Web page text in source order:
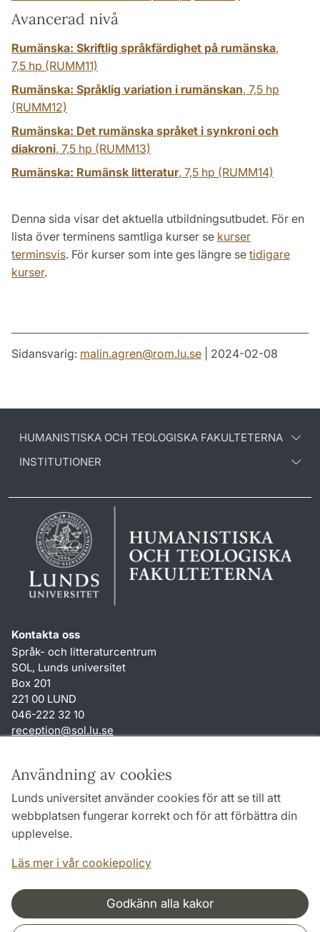
Användning av cookies
Lunds universitet använder cookies för att se till att
webbplatsen fungerar korrekt och för att förbättra din
upplevelse.
Läs mer i vår cookiepolicy
Godkänn alla kakor
Avancerad nivå
Rumänska: Skriftlig språkfärdighet på rumänska,
7,5 hp (RUMM11)
Rumänska: Språklig variation i rumänskan, 7,5 hp
(RUMM12)
Rumänska: Det rumänska språket i synkroni och
diakroni, 7,5 hp (RUMM13)
Rumänska: Rumänsk litteratur, 7,5 hp (RUMM14)
Denna sida visar det aktuella utbildningsutbudet. För en
lista över terminens samtliga kurser se kurser
terminsvis. För kurser som inte ges längre se tidigare
kurser.
Sidansvarig: malin.agren@rom.lu.se | 2024-02-08
HUMANISTISKA OCH TEOLOGISKA FAKULTETERNA
INSTITUTIONER
Kontakta oss
Språk- och litteraturcentrum
SOL, Lunds universitet
Box 201
221 00 LUND
046-222 32 10
reception@sol.lu.se
Genvägar
Om webbplatsen och cookies
Behandling av personuppgifter
Tillgänglighetsredogörelse
Samarbeten och nätverk